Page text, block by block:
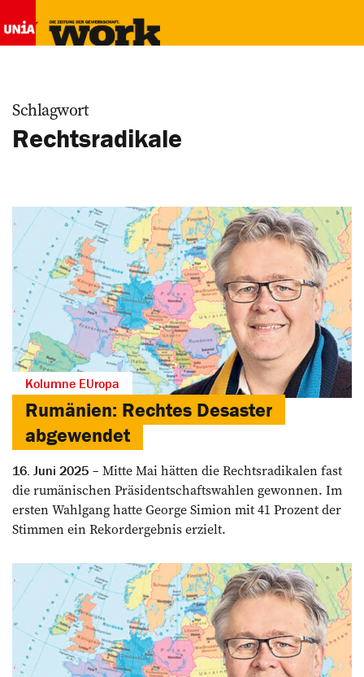
Schlagwort
Rechtsradikale
Kolumne EUropa
Rumänien: Rechtes Desaster
abgewendet
16. Juni 2025
Mitte Mai hätten die Rechtsradikalen fast
die rumänischen Präsidentschaftswahlen gewonnen. Im
ersten Wahlgang hatte George Simion mit 41 Prozent der
Stimmen ein Rekordergebnis erzielt.